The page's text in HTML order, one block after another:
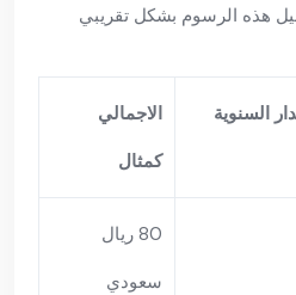
هذه الرسوم بشكل تقريبي
السنوية
الاجمالي
كمثال
80 ريال
سعودي